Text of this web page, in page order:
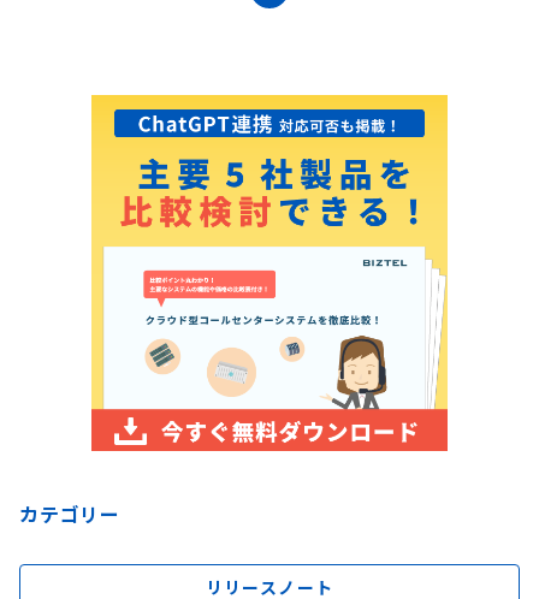
カテゴリー
リリースノート